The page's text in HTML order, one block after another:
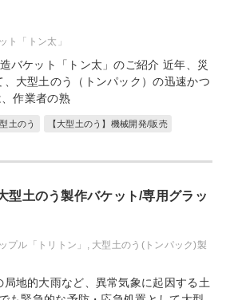
ト「トン太」
バケット「トン太」のご紹介 近年、災
大型土のう（トンパック）の迅速かつ
作業者の熟
土のう 【大型土のう】機械開発/販売
型土のう製作バケット/専用グラッ
プル「トリトン」 , 大型土のう(トンパック)製
地的大雨など、異常気象に起因する土